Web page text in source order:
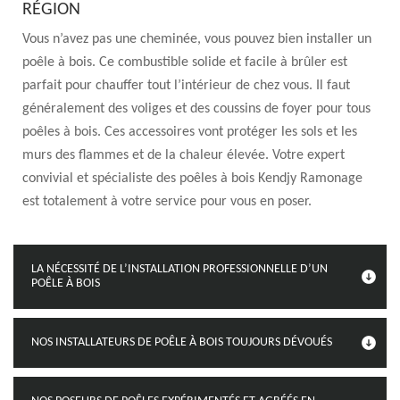
RÉGION
Vous n’avez pas une cheminée, vous pouvez bien installer un
poêle à bois. Ce combustible solide et facile à brûler est
parfait pour chauffer tout l’intérieur de chez vous. Il faut
généralement des voliges et des coussins de foyer pour tous
poêles à bois. Ces accessoires vont protéger les sols et les
murs des flammes et de la chaleur élevée. Votre expert
convivial et spécialiste des poêles à bois Kendjy Ramonage
est totalement à votre service pour vous en poser.
LA NÉCESSITÉ DE L’INSTALLATION PROFESSIONNELLE D’UN
POÊLE À BOIS
NOS INSTALLATEURS DE POÊLE À BOIS TOUJOURS DÉVOUÉS